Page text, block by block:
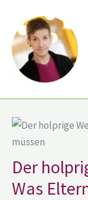
Inhalt
springen
Der
Was